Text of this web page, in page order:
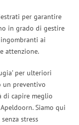
per garantire
in grado di gestire
ai
attenzione.
per ulteriori
un preventivo
di capire meglio
Siamo qui
stress